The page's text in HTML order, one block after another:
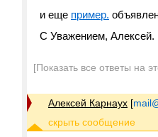
и еще пример.
С Уважением, Алексей.
[Показать все ответы на
Алексей Карнаух [